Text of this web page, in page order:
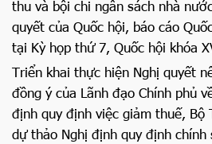
thu và bội chi ngân sách nhà
quyết của Quốc hội, báo cáo
tại Kỳ họp thứ 7, Quốc hội khóa
Triển khai thực hiện Nghị quyết
đồng ý của Lãnh đạo Chính phủ
định quy định việc giảm thuế, Bộ
dự thảo Nghị định quy định